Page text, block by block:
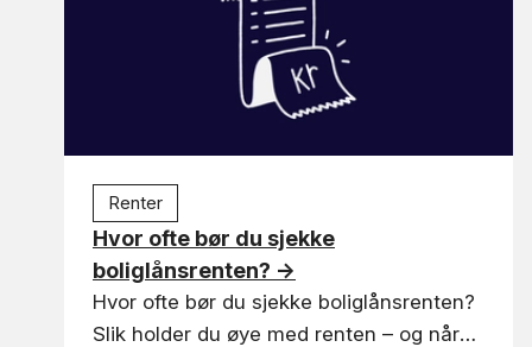
Renter
Hvor ofte bør du sjekke
boliglånsrenten? →
Hvor ofte bør du sjekke boliglånsrenten?
Slik holder du øye med renten – og når